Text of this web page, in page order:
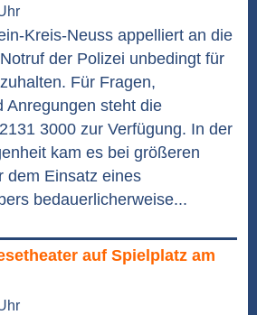
Kreis-Neuss appelliert an die
der Polizei unbedingt für
Für Fragen,
Anregungen steht die
3000 zur Verfügung. In der
kam es bei größeren
dem Einsatz eines
bedauerlicherweise...
auf Spielplatz am